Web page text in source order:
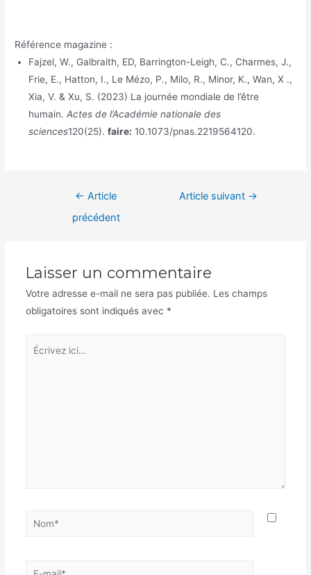
Référence magazine :
Fajzel, W., Galbraith, ED, Barrington-Leigh, C., Charmes, J.,
Frie, E., Hatton, I., Le Mézo, P., Milo, R., Minor, K., Wan, X .,
Xia, V. & Xu, S. (2023) La journée mondiale de l’être
humain.Actes de l’Académie nationale des
sciences120(25).faire: 10.1073/pnas.2219564120.
Navigation← Article
précédent
Article suivant →
Laisser un commentaire
Votre adresse e-mail ne sera pas publiée. Les champs
obligatoires sont indiqués avec *
Écrivez
Nom*
E-